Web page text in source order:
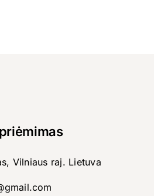
Vilniaus raj. Lietuva